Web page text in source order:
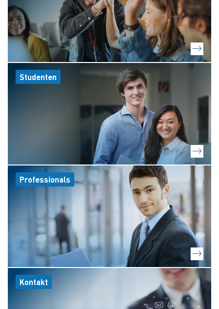
Studenten
Professionals
Kontakt